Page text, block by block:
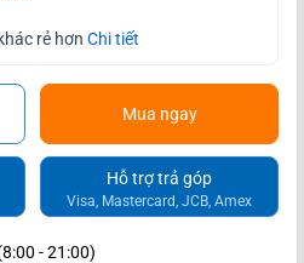
rẻ hơn Chi tiết
Mua ngay
Hỗ trợ trả góp
Visa, Mastercard, JCB, Amex
- 21:00)